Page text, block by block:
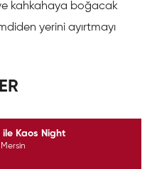
kahkahaya boğacak
yerini ayırtmayı
ile Kaos Night